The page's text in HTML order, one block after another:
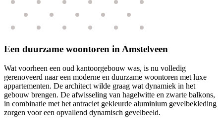
Een duurzame woontoren in Amstelveen
Wat voorheen een oud kantoorgebouw was, is nu volledig
gerenoveerd naar een moderne en duurzame woontoren met luxe
appartementen. De architect wilde graag wat dynamiek in het
gebouw brengen. De afwisseling van hagelwitte en zwarte balkons,
in combinatie met het antraciet gekleurde aluminium gevelbekleding
zorgen voor een opvallend dynamisch gevelbeeld.